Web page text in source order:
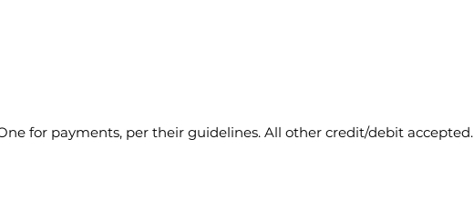
for payments, per their guidelines. All other credit/debit accepted.